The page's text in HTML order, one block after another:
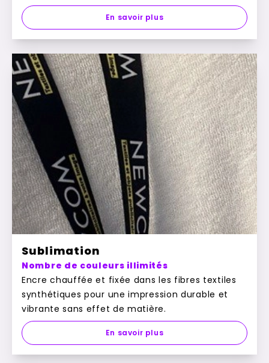
En savoir plus
Sublimation
Nombre de couleurs illimités
Encre chauffée et fixée dans les fibres textiles
synthétiques pour une impression durable et
vibrante sans effet de matière.
En savoir plus